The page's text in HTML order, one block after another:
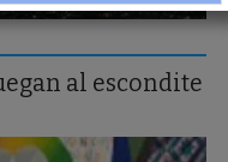
al escondite